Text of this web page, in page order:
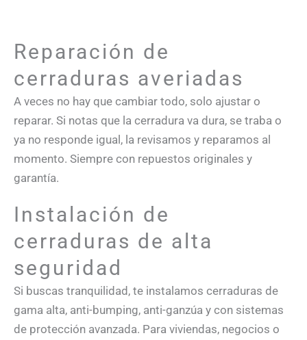
Reparación de
cerraduras averiadas
A veces no hay que cambiar todo, solo ajustar o
reparar. Si notas que la cerradura va dura, se traba o
ya no responde igual, la revisamos y reparamos al
momento. Siempre con repuestos originales y
garantía.
Instalación de
cerraduras de alta
seguridad
Si buscas tranquilidad, te instalamos cerraduras de
gama alta, anti-bumping, anti-ganzúa y con sistemas
de protección avanzada. Para viviendas, negocios o